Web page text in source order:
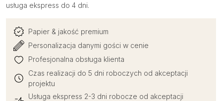
usługa ekspress do 4 dni.
Papier & jakość premium
Personalizacja danymi gości w cenie
Profesjonalna obsługa klienta
Czas realizacji do 5 dni roboczych od akceptacji
projektu
Usługa ekspress 2-3 dni robocze od akceptacji